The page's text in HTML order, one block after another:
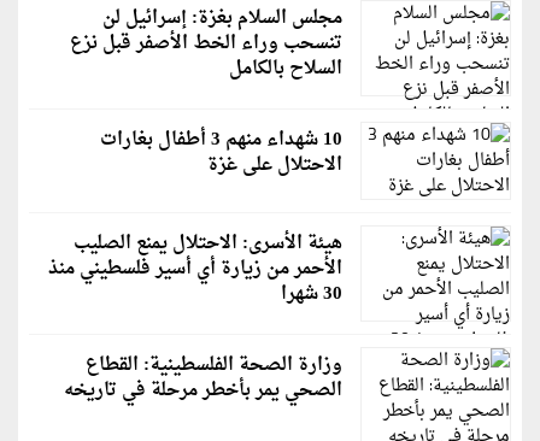
مجلس السلام بغزة: إسرائيل لن
تنسحب وراء الخط الأصفر قبل نزع
السلاح بالكامل
10 شهداء منهم 3 أطفال بغارات
الاحتلال على غزة
هيئة الأسرى: الاحتلال يمنع الصليب
الأحمر من زيارة أي أسير فلسطيني منذ
30 شهرا
وزارة الصحة الفلسطينية: القطاع
الصحي يمر بأخطر مرحلة في تاريخه